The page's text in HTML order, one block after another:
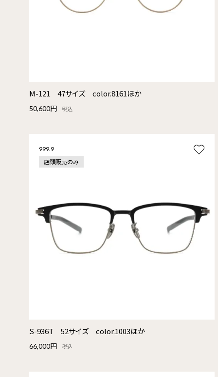
M-121 47サイズ color.8161ほか
50,600円 税込
999.9
店頭販売のみ
S-936T 52サイズ color.1003ほか
66,000円 税込